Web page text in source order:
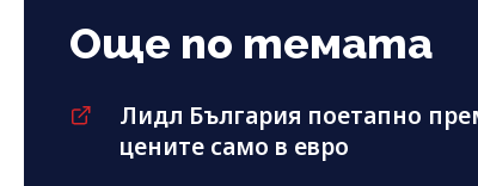
Още по темата
Лидл България поетапно
цените само в евро